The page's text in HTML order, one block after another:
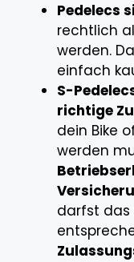
Pedelecs
rechtlich
werden.
einfach
S-
richtige
dein Bike
werden
darfst das